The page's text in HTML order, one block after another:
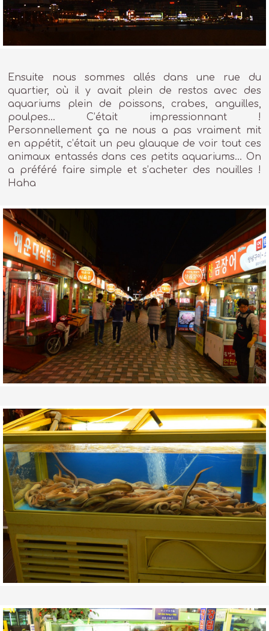
Ensuite nous sommes allés dans une rue du
quartier, où il y avait plein de restos avec des
aquariums plein de poissons, crabes, anguilles,
poulpes… C’était impressionnant !
Personnellement ça ne nous a pas vraiment mit
en appétit, c’était un peu glauque de voir tout ces
animaux entassés dans ces petits aquariums… On
a préféré faire simple et s’acheter des nouilles !
Haha